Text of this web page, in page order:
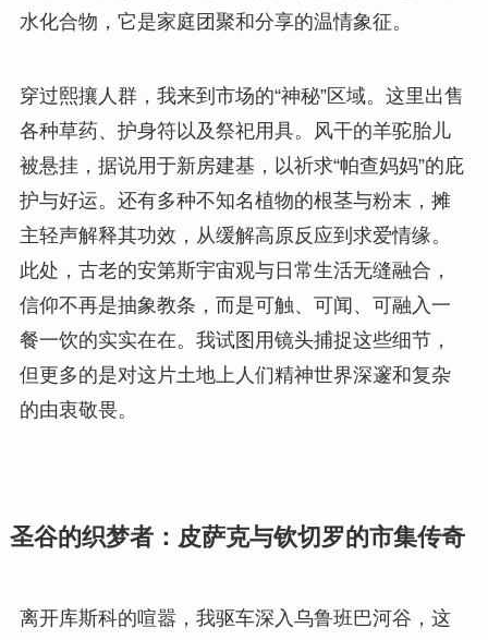
水化合物，它是家庭团聚和分享的温情象征。
穿过熙攘人群，我来到市场的“神秘”区域。这里出售
各种草药、护身符以及祭祀用具。风干的羊驼胎儿
被悬挂，据说用于新房建基，以祈求“帕查妈妈”的庇
护与好运。还有多种不知名植物的根茎与粉末，摊
主轻声解释其功效，从缓解高原反应到求爱情缘。
此处，古老的安第斯宇宙观与日常生活无缝融合，
信仰不再是抽象教条，而是可触、可闻、可融入一
餐一饮的实实在在。我试图用镜头捕捉这些细节，
但更多的是对这片土地上人们精神世界深邃和复杂
的由衷敬畏。
圣谷的织梦者：皮萨克与钦切罗的市集传奇
离开库斯科的喧嚣，我驱车深入乌鲁班巴河谷，这